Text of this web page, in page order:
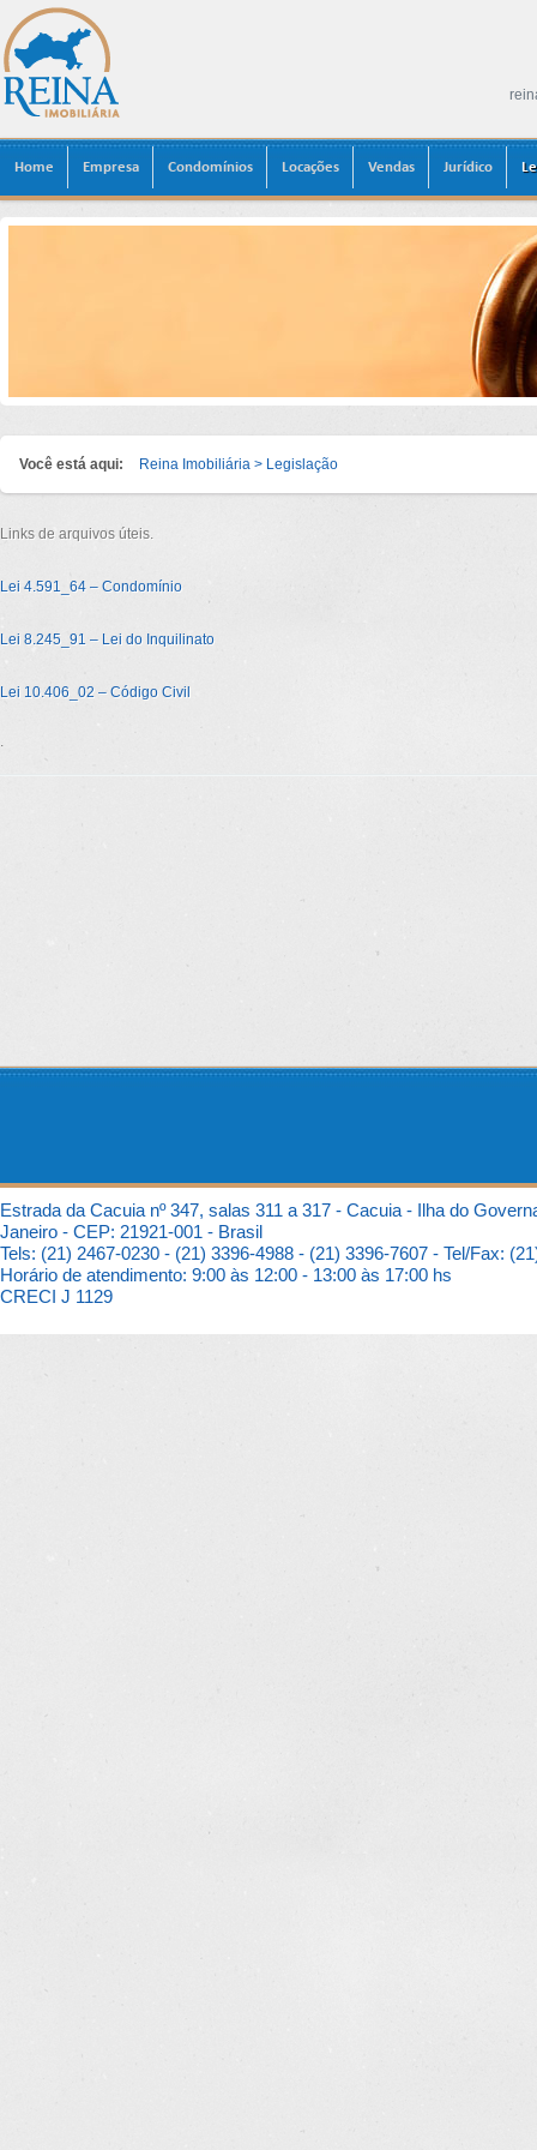
Home Empresa Condomínios Locações Vendas Jurídico
Você está aqui: Reina Imobiliária > Legislação
Links de arquivos úteis.
Lei 4.591_64 – Condomínio
Lei 8.245_91 – Lei do Inquilinato
Lei 10.406_02 – Código Civil
.
Estrada da Cacuia nº 347, salas 311 a 317 - Cacuia - Ilha do
Janeiro - CEP: 21921-001 - Brasil
Tels: (21) 2467-0230 - (21) 3396-4988 - (21) 3396-7607 - Tel/Fax:
Horário de atendimento: 9:00 às 12:00 - 13:00 às 17:00 hs
CRECI J 1129